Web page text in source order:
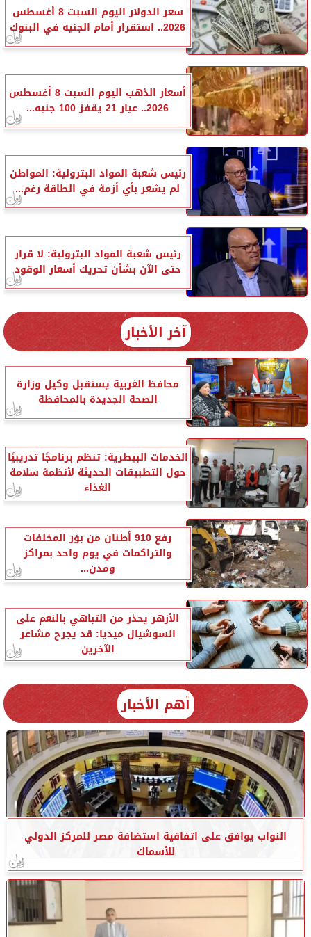
سعر الدولار اليوم السبت 8 أغسطس
2026.. استقرار أمام الجنيه في البنوك
أسعار الذهب اليوم السبت 8 أغسطس
2026.. عيار 21 يقفز 100 جنيه...
رئيس شعبة المواد البترولية: المواطن
لم يشعر بأي أزمة في الطاقة رغم...
رئيس شعبة المواد البترولية: لا قرار
حتى الآن بشأن تحريك أسعار الوقود
آخر الأخبار
محافظ الغربية يستقبل وكيل وزارة
الصحة الجديدة بالمحافظة
الخدمات البيطرية: تنظم برنامجًا تدريبيًا
حول التطبيقات الحديثة لأنظمة سلامة
الغذاء
رفع 910 أطنان من بؤر المخلفات
والتراكمات في يوم واحد بمراكز
ومدن...
الأزهر يحذر من التباهي بالنعم على
السوشيال ميديا: قد يجرح مشاعر
الآخرين
أهم الأخبار
النواب يوافق على اتفاقية استضافة مصر للمركز الدولي
للأسماك